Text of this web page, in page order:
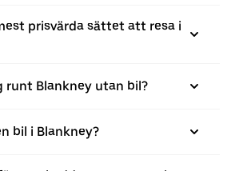
prisvärda sättet att resa i
runt Blankney utan bil?
bil i Blankney?